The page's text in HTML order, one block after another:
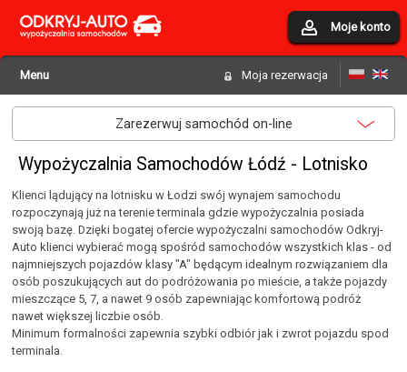
Moje konto
Moja rezerwacja
Menu
Zarezerwuj samochód on-line
Wypożyczalnia Samochodów Łódź - Lotnisko
Klienci lądujący na lotnisku w Łodzi swój wynajem samochodu
rozpoczynają już na terenie terminala gdzie wypożyczalnia posiada
swoją bazę. Dzięki bogatej ofercie wypożyczalni samochodów Odkryj-
Auto klienci wybierać mogą spośród samochodów wszystkich klas - od
najmniejszych pojazdów klasy "A" będącym idealnym rozwiązaniem dla
osób poszukujących aut do podróżowania po mieście, a także pojazdy
mieszczące 5, 7, a nawet 9 osób zapewniając komfortową podróż
nawet większej liczbie osób.
Minimum formalności zapewnia szybki odbiór jak i zwrot pojazdu spod
terminala.